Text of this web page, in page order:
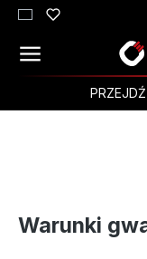
Przejdź do głównej
Warunki